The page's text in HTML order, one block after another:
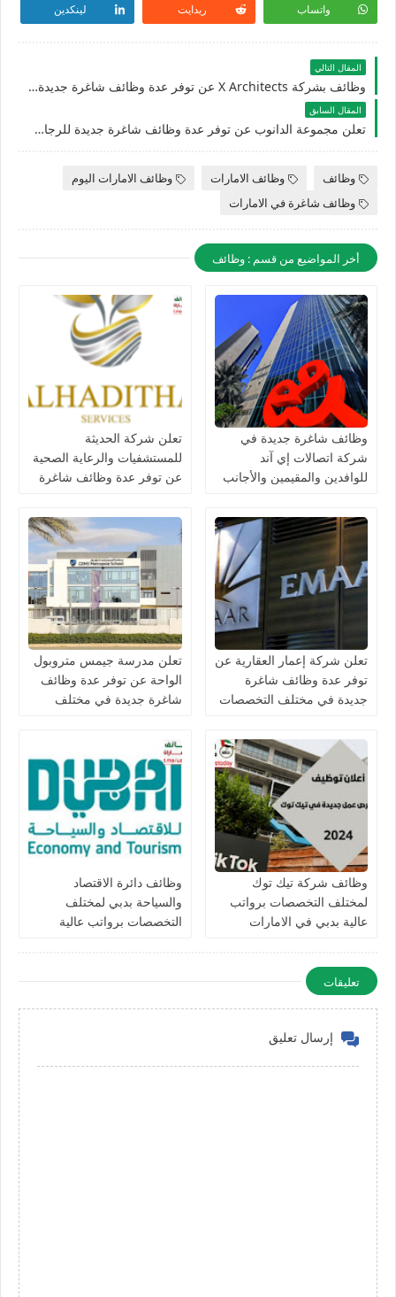
واتساب ريدايت لينكدين
المقال التالي
وظائف بشركة X Architects عن توفر عدة وظائف شاغرة جديدة لمختلف التخصصات في الامارات
المقال السابق
تعلن مجموعة الدانوب عن توفر عدة وظائف شاغرة جديدة للرجال والنساء في الامارات
وظائف وظائف الامارات
وظائف الامارات اليوم
وظائف شاغرة في الامارات
أخر المواضيع من قسم : وظائف
وظائف شاغرة جديدة في
شركة اتصالات إي آند
للوافدين والمقيمين والأجانب
تعلن شركة الحديثة
للمستشفيات والرعاية الصحية
عن توفر عدة وظائف شاغرة
في دبي وأبوظبي
تعلن شركة إعمار العقارية عن
توفر عدة وظائف شاغرة
جديدة في مختلف التخصصات
تعلن مدرسة جيمس متروبول
الواحة عن توفر عدة وظائف
شاغرة جديدة في مختلف
برواتب تصل 10,000 درهم
وظائف شركة تيك توك
لمختلف التخصصات برواتب
عالية بدبي في الامارات
وظائف دائرة الاقتصاد
والسياحة بدبي لمختلف
التخصصات برواتب عالية
تعليقات
إرسال تعليق